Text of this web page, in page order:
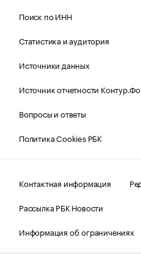
Поиск по ИНН
Статистика и аудитория
Источники данных
Источник отчетности
Вопросы и ответы
Политика Cookies РБК
Контактная информация
Рассылка РБК Новости
Информация об ограничениях